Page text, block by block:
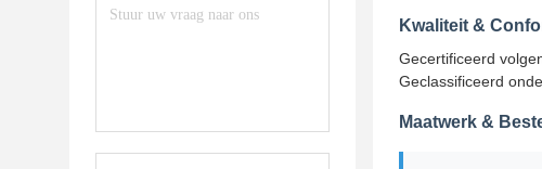
Kwaliteit &
Gecertificeerd
Geclassificeerd
Maatwerk &